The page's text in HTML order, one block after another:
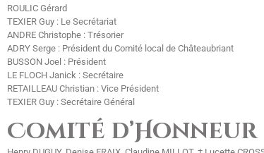
ROULIC Gérard
TEXIER Guy : Le Secrétariat
ANDRE Christophe : Trésorier
ADRY Serge : Président du Comité local de Châteaubriant
BUSSON Joel : Président
LE FLOCH Janick : Secrétaire
RETAILLEAU Christian : Vice Président
TEXIER Guy : Secrétaire Général
Comité d’Honneur